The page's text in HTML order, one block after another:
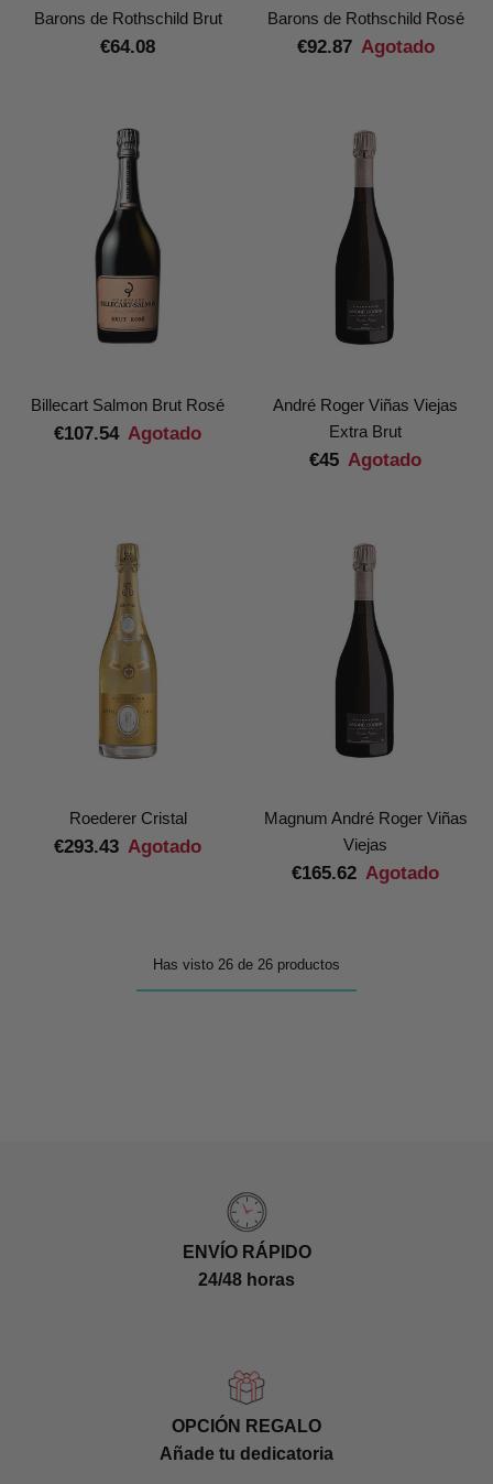
Barons de Rothschild Brut
€64.08
Barons de Rothschild Rosé
€92.87 Agotado
Billecart Salmon Brut Rosé
€107.54 Agotado
André Roger Viñas Viejas
Extra Brut
€45 Agotado
Roederer Cristal
€293.43 Agotado
Magnum André Roger Viñas
Viejas
€165.62 Agotado
Has visto 26 de 26 productos
ENVÍO RÁPIDO
24/48 horas
OPCIÓN REGALO
Añade tu dedicatoria